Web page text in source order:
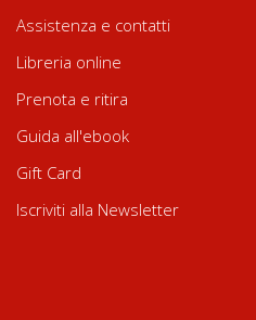
Assistenza e contatti
Libreria online
Prenota e ritira
Guida all'ebook
Gift Card
Iscriviti alla Newsletter